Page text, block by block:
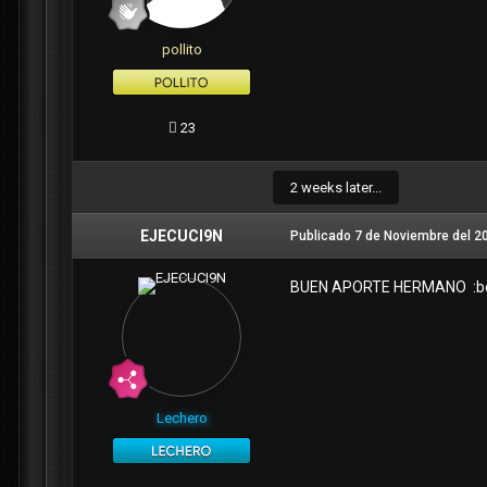
pollito
23
2 weeks later...
EJECUCI9N
Lechero
Publicado 7 de Noviembre del
BUEN APORTE HERMANO